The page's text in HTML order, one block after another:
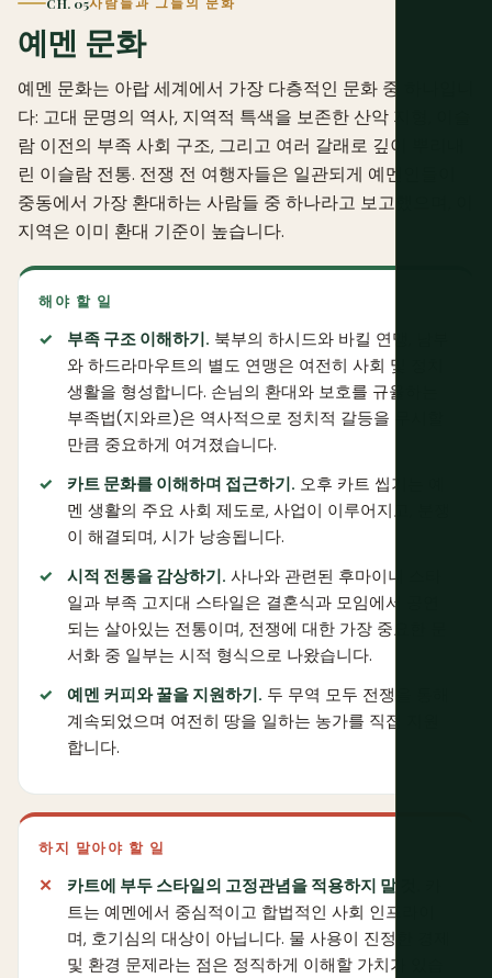
예멘 문화
예멘 문화는 아랍 세계에서 가장 다층적인 문화 중 하나입니
다: 고대 문명의 역사, 지역적 특색을 보존한 산악 지형, 이슬
람 이전의 부족 사회 구조, 그리고 여러 갈래로 깊이 뿌리내
린 이슬람 전통. 전쟁 전 여행자들은 일관되게 예멘인들이
중동에서 가장 환대하는 사람들 중 하나라고 보고했으며, 이
지역은 이미 환대 기준이 높습니다.
해야 할 일
부족 구조 이해하기. 북부의 하시드와 바킬 연맹, 남부
와 하드라마우트의 별도 연맹은 여전히 사회 및 정치
생활을 형성합니다. 손님의 환대와 보호를 규율하는
부족법(지와르)은 역사적으로 정치적 갈등을 무시할
만큼 중요하게 여겨졌습니다.
카트 문화를 이해하며 접근하기. 오후 카트 씹기는 예
멘 생활의 주요 사회 제도로, 사업이 이루어지고, 분쟁
이 해결되며, 시가 낭송됩니다.
시적 전통을 감상하기. 사나와 관련된 후마이니 스타
일과 부족 고지대 스타일은 결혼식과 모임에서 공연
되는 살아있는 전통이며, 전쟁에 대한 가장 중요한 문
서화 중 일부는 시적 형식으로 나왔습니다.
예멘 커피와 꿀을 지원하기. 두 무역 모두 전쟁을 통해
계속되었으며 여전히 땅을 일하는 농가를 직접 지원
합니다.
하지 말아야 할 일
카트에 부두 스타일의 고정관념을 적용하지 말 것.
트는 예멘에서 중심적이고 합법적인 사회 인프라이
며, 호기심의 대상이 아닙니다. 물 사용이 진정한 경제
및 환경 문제라는 점은 정직하게 이해할 가치가 있습